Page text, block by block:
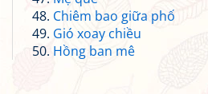
Chiêm bao giữa phố
Gió xoay chiều
Hồng ban mê